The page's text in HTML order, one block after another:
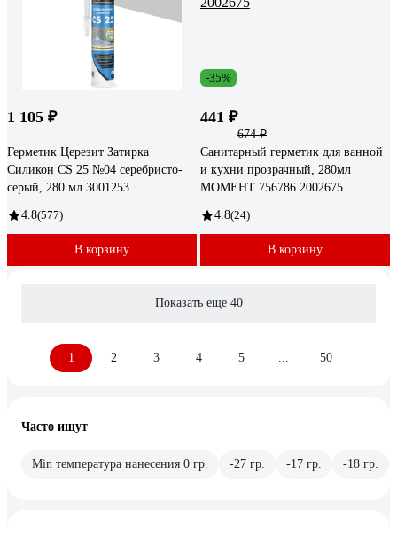
1 105 ₽
Герметик Церезит Затирка
Силикон CS 25 №04 серебристо-
серый, 280 мл 3001253
4.8(577)
В корзину
-35%
441 ₽
674 ₽
Санитарный герметик для ванной
и кухни прозрачный, 280мл
МОМЕНТ 756786 2002675
4.8(24)
В корзину
Показать еще 40
1 2 3 4 5 50
Часто ищут
Min температура нанесения 0 гр. -27 гр. -17 гр. -18 гр.